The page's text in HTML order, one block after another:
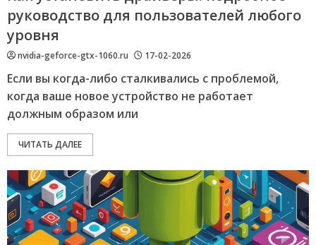
руководство для пользователей любого
уровня
nvidia-geforce-gtx-1060.ru 17-02-2026
Если вы когда-либо сталкивались с проблемой,
когда ваше новое устройство не работает
должным образом или
ЧИТАТЬ ДАЛЕЕ